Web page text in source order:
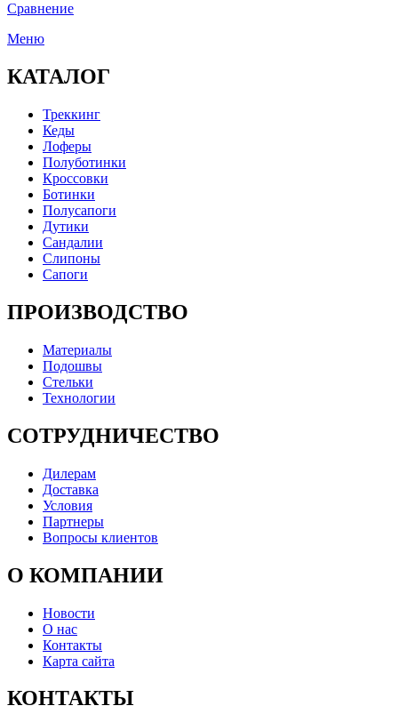
Сравнение
Меню
КАТАЛОГ
Треккинг
Кеды
Лоферы
Полуботинки
Кроссовки
Ботинки
Полусапоги
Дутики
Сандалии
Слипоны
Сапоги
ПРОИЗВОДСТВО
Материалы
Подошвы
Стельки
Технологии
СОТРУДНИЧЕСТВО
Дилерам
Доставка
Условия
Партнеры
Вопросы клиентов
О КОМПАНИИ
Новости
О нас
Контакты
Карта сайта
КОНТАКТЫ